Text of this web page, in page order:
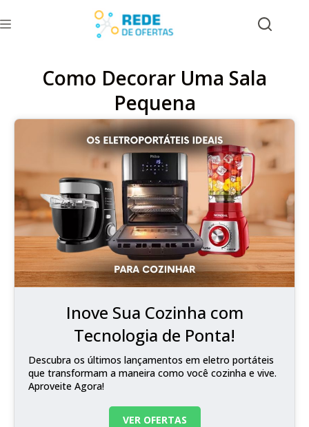
Como Decorar Uma Sala
Pequena
Inove Sua Cozinha com
Tecnologia de Ponta!
Descubra os últimos lançamentos em eletro portáteis
que transformam a maneira como você cozinha e vive.
Aproveite Agora!
VER OFERTAS